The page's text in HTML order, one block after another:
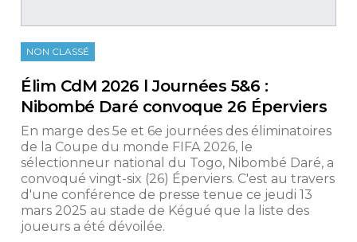
NON CLASSÉ
Élim CdM 2026 l Journées 5&6 :
Nibombé Daré convoque 26 Éperviers
En marge des 5e et 6e journées des éliminatoires
de la Coupe du monde FIFA 2026, le
sélectionneur national du Togo, Nibombé Daré, a
convoqué vingt-six (26) Éperviers. C'est au travers
d'une conférence de presse tenue ce jeudi 13
mars 2025 au stade de Kégué que la liste des
joueurs a été dévoilée.